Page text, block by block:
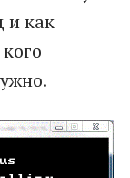
и как